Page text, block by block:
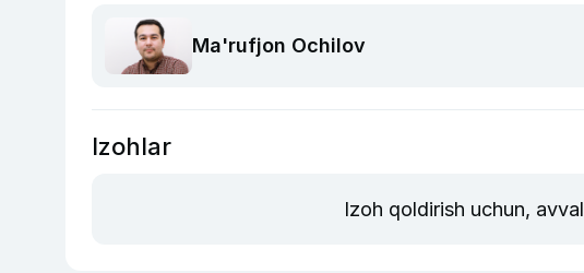
Ma'rufjon Ochilov
Izohlar
Izoh qoldirish uchun, avval